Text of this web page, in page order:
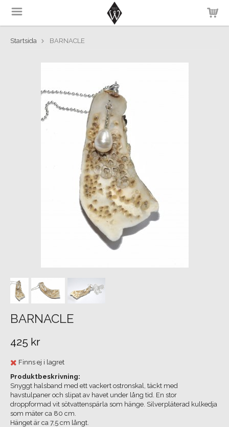
Startsida BARNACLE
BARNACLE
425 kr
Finns ej i lagret
Produktbeskrivning:
Snyggt halsband med ett vackert ostronskal, täckt med
havstulpaner och slipat av havet under lång tid. En stor
droppformad vit sötvattenspärla som hänge. Silverpläterad kulkedja
som mäter ca 80 cm.
Hänget är ca 7,5 cm långt.